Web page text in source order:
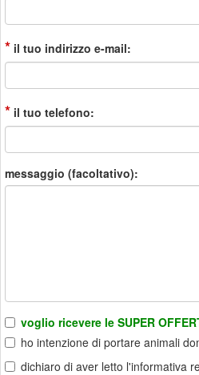
* il tuo indirizzo e-mail:
* il tuo telefono:
messaggio (facoltativo):
voglio ricevere le SUPER
ho intenzione di portare animali
dichiaro di aver letto l'informativa